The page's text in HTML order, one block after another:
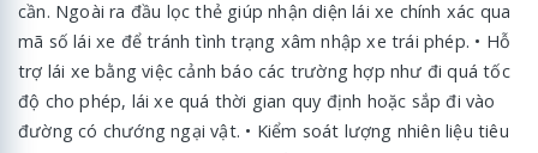
cần. Ngoài ra đầu lọc thẻ giúp nhận diện lái xe chính xác qua
mã số lái xe để tránh tình trạng xâm nhập xe trái phép. • Hỗ
trợ lái xe bằng việc cảnh báo các trường hợp như đi quá tốc
độ cho phép, lái xe quá thời gian quy định hoặc sắp đi vào
đường có chướng ngại vật. • Kiểm soát lượng nhiên liệu tiêu